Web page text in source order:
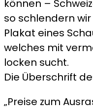
können –
so schlendern
Plakat eines
welches mit
locken sucht.
Die Überschrift
„Preise zum